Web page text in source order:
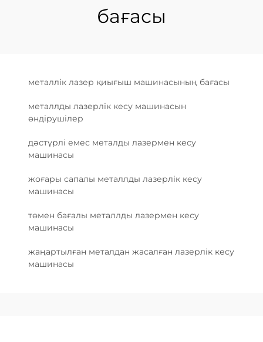
бағасы
металлік лазер қиығыш машинасының бағасы
металлды лазерлік кесу машинасын
өндірушілер
дәстүрлі емес металды лазермен кесу
машинасы
жоғары сапалы металлды лазерлік кесу
машинасы
төмен бағалы металлды лазермен кесу
машинасы
жаңартылған металдан жасалған лазерлік кесу
машинасы